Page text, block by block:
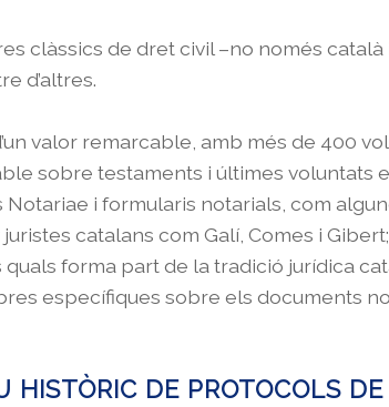
clàssics de dret civil –no només
d’altres.
valor remarcable, amb més de 400
sobre testaments i últimes voluntats
Notariae i formularis notarials, com
catalans com Galí, Comes i
quals forma part de la tradició jurídica
específiques sobre els documents
HISTÒRIC DE PROTOCOLS